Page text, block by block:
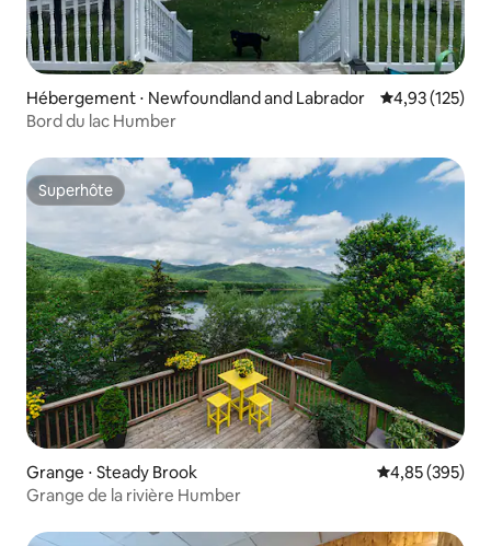
Hébergement ⋅ Newfoundland and Labrador Évaluation
4,93 (125)
Bord du lac Humber
Superhôte
Superhôte
Grange ⋅ Steady Brook Évaluation
4,85 (395)
Grange de la rivière Humber